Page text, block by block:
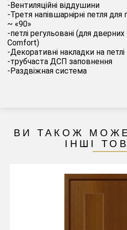
-Вентиляційні віддушини
-Третя напівшарнірні петля
~ «90»
-петлі регульовані (для
Comfort)
-Декоративні накладки на петлі
-трубчаста ДСП заповнення
-Раздвіжная система
ВИ ТАКОЖ
ІНШІ